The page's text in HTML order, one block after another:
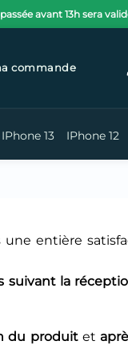
avant 13h sera
commande
IPhone 13 IPhone 12
entière
suivant la
du produitet